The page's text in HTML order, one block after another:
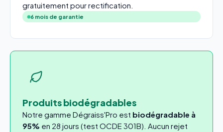
gratuitement pour rectification.
6 mois de garantie
Produits biodégradables
Notre gamme Dégraiss'Pro est biodégradable à
95% en 28 jours (test OCDE 301B). Aucun rejet